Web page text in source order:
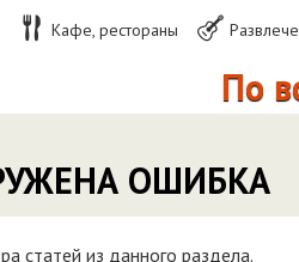
Кафе, рестораны
По
ОШИБКА
статей из данного раздела.